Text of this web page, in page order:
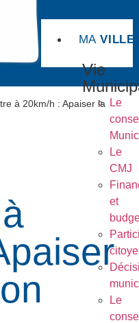
MAVILLE
Vie
Le
Le
CMJ
et
Le
à 20km/h : Apaiser la